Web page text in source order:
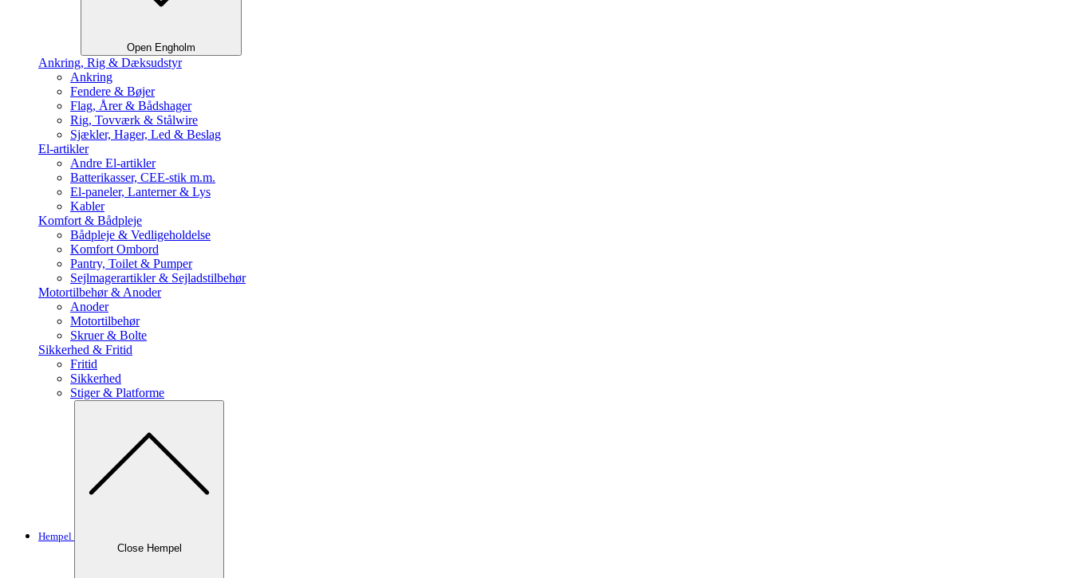
Open Engholm
Ankring, Rig & Dæksudstyr
Ankring
Fendere & Bøjer
Flag, Årer & Bådshager
Rig, Tovværk & Stålwire
Sjækler, Hager, Led & Beslag
El-artikler
Andre El-artikler
Batterikasser, CEE-stik m.m.
El-paneler, Lanterner & Lys
Kabler
Komfort & Bådpleje
Bådpleje & Vedligeholdelse
Komfort Ombord
Pantry, Toilet & Pumper
Sejlmagerartikler & Sejladstilbehør
Motortilbehør & Anoder
Anoder
Motortilbehør
Skruer & Bolte
Sikkerhed & Fritid
Fritid
Sikkerhed
Stiger & Platforme
Hempel
Close Hempel